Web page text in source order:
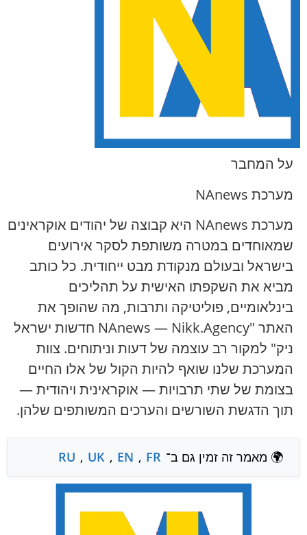
על המחבר
מערכת NAnews
מערכת NAnews היא קבוצה של יהודים אוקראינים
שמאוחדים במטרה משותפת לסקר אירועים
בישראל ובעולם מנקודת מבט ייחודית. כל כותב
מביא את השקפתו האישית על תהליכים
בינלאומיים, פוליטיקה ותרבות, מה שהופך את
האתר "NAnews — Nikk.Agency חדשות ישראל
ניק" למקור רב עוצמה של דעות וניתוחים. צוות
המערכת שלנו שואף להיות הקול של אלו החיים
בצומת של שתי תרבויות — אוקראינית ויהודית —
תוך הדגשת השורשים והערכים המשותפים שלהן.
🌍 מאמר זה זמין גם ב־ RU , UK , EN , FR